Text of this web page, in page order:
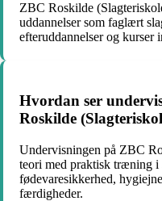
ZBC Roskilde
uddannelser som faglært
efteruddannelser og kurser
Hvordan ser
Roskilde
Undervisningen på ZBC
teori med praktisk træning i
fødevaresikkerhed,
færdigheder.